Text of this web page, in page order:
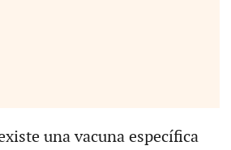
una vacuna específica